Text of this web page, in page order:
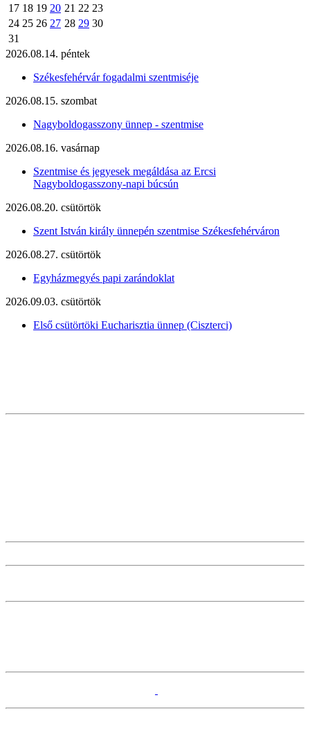
17 18 19 20 21 22 23
24 25 26 27 28 29 30
31
2026.08.14. péntek
Székesfehérvár fogadalmi szentmiséje
2026.08.15. szombat
Nagyboldogasszony ünnep - szentmise
2026.08.16. vasárnap
Szentmise és jegyesek megáldása az Ercsi
Nagyboldogasszony-napi búcsún
2026.08.20. csütörtök
Szent István király ünnepén szentmise Székesfehérváron
2026.08.27. csütörtök
Egyházmegyés papi zarándoklat
2026.09.03. csütörtök
Első csütörtöki Eucharisztia ünnep (Ciszterci)